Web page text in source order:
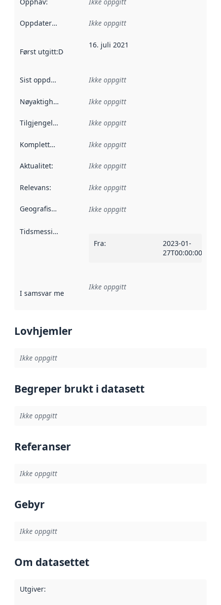
Oppdateringsfrekvens :
Ikke oppgitt
Først utgitt:Denne datoen sier når dataene i dette
16. juli 2021
Sist oppdatert Ikke oppgitt
Nøyaktighet Ikke oppgitt
Tilgjengelighet Ikke oppgitt
Kompletthet Ikke oppgitt
Aktualitet: Ikke oppgitt
Relevans: Ikke oppgitt
Geografisk avgrensning :
Ikke oppgitt
Tidsmessig avgrensning
Fra:
2023-01-
27T00:00:00Z
I samsvar med Referanse til en implementasjonsregel
Ikke oppgitt
Lovhjemler
Ikke oppgitt
Begreper brukt i datasett
Ikke oppgitt
Referanser
Ikke oppgitt
Gebyr
Ikke oppgitt
Om datasettet
Utgiver: